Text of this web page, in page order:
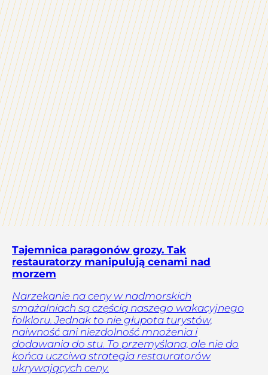
Tajemnica paragonów grozy. Tak
restauratorzy manipulują cenami nad
morzem
Narzekanie na ceny w nadmorskich
smażalniach są częścią naszego wakacyjnego
folkloru. Jednak to nie głupota turystów,
naiwność ani niezdolność mnożenia i
dodawania do stu. To przemyślana, ale nie do
końca uczciwa strategia restauratorów
ukrywających ceny.